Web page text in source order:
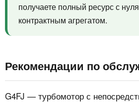
получаете полный ресурс с
контрактным агрегатом.
Рекомендации по
G4FJ — турбомотор с